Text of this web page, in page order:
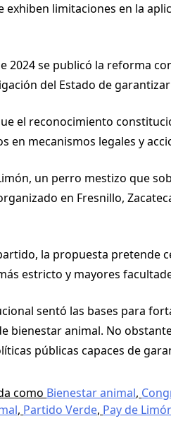
limitaciones en la
2024 se publicó la reforma
del Estado de
el reconocimiento
en mecanismos legales y
un perro mestizo que
en Fresnillo,
la propuesta pretende
estricto y mayores
sentó las bases para
bienestar animal. No
públicas capaces de
como Bienestar animal,
, Partido Verde, Pay de